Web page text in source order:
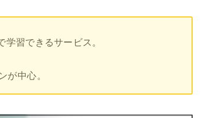
習できるサービス。
が中心。